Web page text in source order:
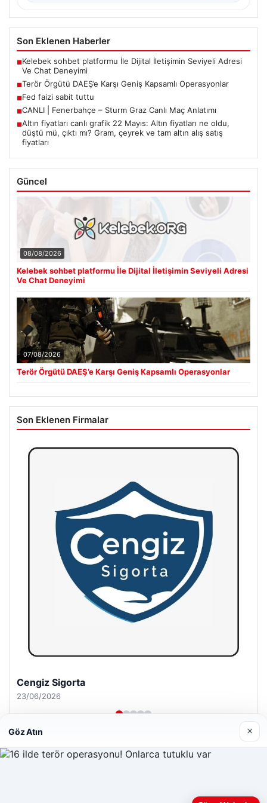
Son Eklenen Haberler
■Kelebek sohbet platformu İle Dijital İletişimin Seviyeli Adresi
Ve Chat Deneyimi
■Terör Örgütü DAEŞ’e Karşı Geniş Kapsamlı Operasyonlar
■Fed faizi sabit tuttu
■CANLI | Fenerbahçe – Sturm Graz Canlı Maç Anlatımı
■Altın fiyatları canlı grafik 22 Mayıs: Altın fiyatları ne oldu,
düştü mü, çıktı mı? Gram, çeyrek ve tam altın alış satış
fiyatları
Güncel
08/08/2026
Kelebek sohbet platformu İle Dijital İletişimin Seviyeli Adresi
Ve Chat Deneyimi
07/08/2026
Terör Örgütü DAEŞ’e Karşı Geniş Kapsamlı Operasyonlar
Son Eklenen Firmalar
Hastaş Beton
26/05/2026
Web sitemizi nasıl kullandığınızı daha iyi anlayabilmek,
Göz Atın ×